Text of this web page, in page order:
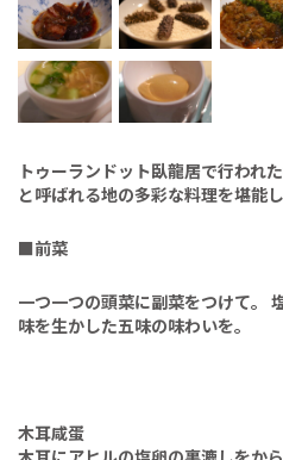
トゥーランドット臥龍居で行われ
と呼ばれる地の多彩な料理を堪能
■前菜
一つ一つの頭菜に副菜をつけて。
味を生かした五味の味わいを。
木耳咸蛋